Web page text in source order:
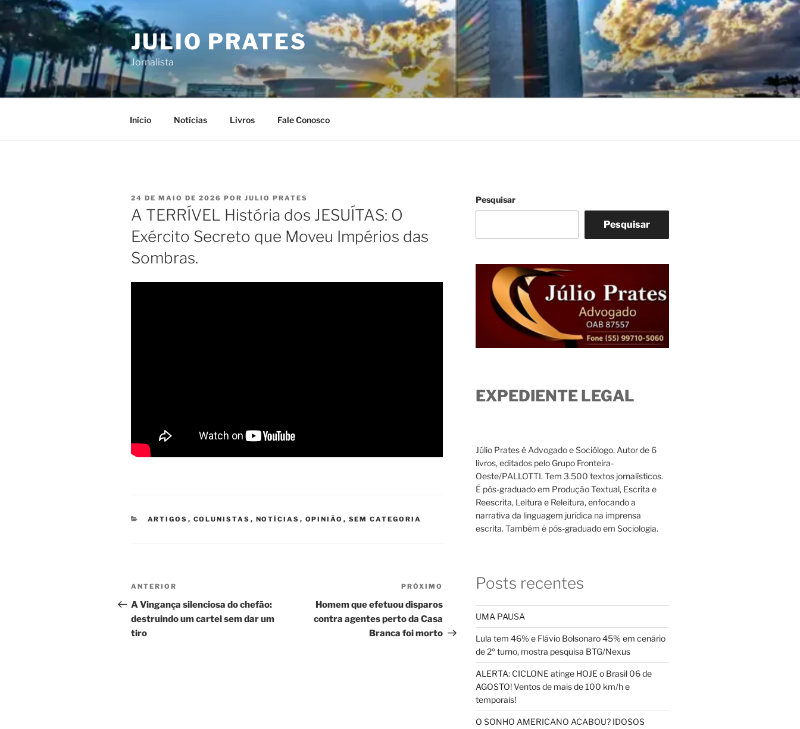
Pular
para
o
conteúdo
JULIO PRATES
Jornalista
Início Notícias Livros Fale Conosco
PUBLICADO
EM
24 DE MAIO DE 2026 POR JULIO PRATES
A TERRÍVEL História dos JESUÍTAS: O
Exército Secreto que Moveu Impérios das
Sombras.
CATEGORIAS
ARTIGOS , COLUNISTAS , NOTÍCIAS , OPINIÃO , SEM CATEGORIA
Navegação
de
Post
Post
anterior
ANTERIOR
A Vingança silenciosa do chefão:
destruindo um cartel sem dar um
tiro
Próximo
post
PRÓXIMO
Homem que efetuou disparos
contra agentes perto da Casa
Branca foi morto
Pesquisar
Pesquisar
EXPEDIENTE LEGAL
Júlio Prates é Advogado e Sociólogo. Autor de 6
livros, editados pelo Grupo Fronteira-
Oeste/PALLOTTI. Tem 3.500 textos jornalísticos.
É pós-graduado em Produção Textual, Escrita e
Reescrita, Leitura e Releitura, enfocando a
narrativa da linguagem jurídica na imprensa
escrita. Também é pós-graduado em Sociologia.
Posts recentes
UMA PAUSA
Lula tem 46% e Flávio Bolsonaro 45% em cenário
de 2º turno, mostra pesquisa BTG/Nexus
ALERTA: CICLONE atinge HOJE o Brasil 06 de
AGOSTO! Ventos de mais de 100 km/h e
temporais!
O SONHO AMERICANO ACABOU? IDOSOS